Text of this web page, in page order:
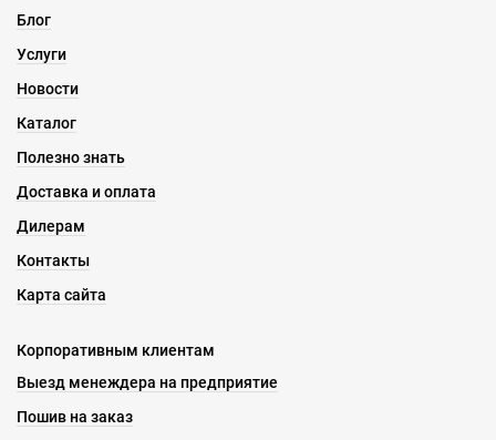
Блог
Услуги
Новости
Каталог
Полезно знать
Доставка и оплата
Дилерам
Контакты
Карта сайта
Корпоративным клиентам
Выезд менеждера на предприятие
Пошив на заказ